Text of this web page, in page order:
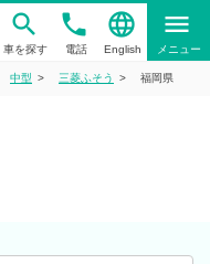
車を探す
phone
電話
language
English
menu
メニュー
中型 三菱ふそう 福岡県